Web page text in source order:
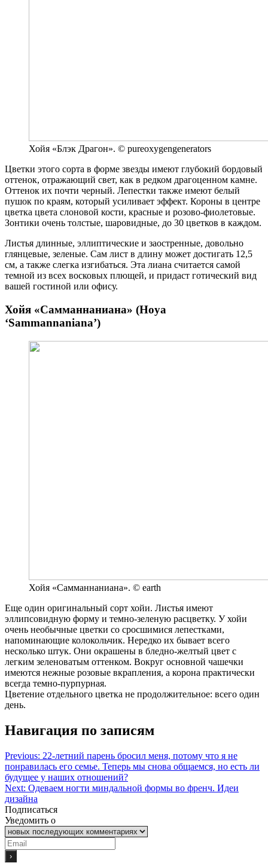
Хойя «Блэк Драгон». © pureoxygengenerators
Цветки этого сорта в форме звезды имеют глубокий бордовый
оттенок, отражающий свет, как в редком драгоценном камне.
Оттенок их почти черный. Лепестки также имеют белый
пушок по краям, который усиливает эффект. Короны в центре
цветка цвета слоновой кости, красные и розово-фиолетовые.
Зонтики очень толстые, шаровидные, до 30 цветков в каждом.
Листья длинные, эллиптические и заостренные, довольно
глянцевые, зеленые. Сам лист в длину может достигать 12,5
см, а также слегка изгибаться. Эта лиана считается самой
темной из всех восковых плющей, и придаст готический вид
вашей гостиной или офису.
Хойя «Самманнаниана» (Hoya
‘Sammannaniana’)
Хойя «Самманнаниана». © earth
Еще один оригинальный сорт хойи. Листья имеют
эллипсовидную форму и темно-зеленую расцветку. У хойи
очень необычные цветки со сросшимися лепестками,
напоминающие колокольчик. Нередко их бывает всего
несколько штук. Они окрашены в бледно-желтый цвет с
легким зеленоватым оттенком. Вокруг основной чашечки
имеются нежные розовые вкрапления, а корона практически
всегда темно-пурпурная.
Цветение отдельного цветка не продолжительное: всего один
день.
Навигация по записям
Previous: 22-летний парень бросил меня, потому что я не
понравилась его семье. Теперь мы снова общаемся, но есть ли
будущее у наших отношений?
Next: Одеваем ногти миндальной формы во френч. Идеи
дизайна
Подписаться
Уведомить о